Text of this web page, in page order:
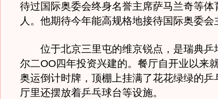
待过国际奥委会终身名誉主席萨马兰奇等体
人。他期待今年能高规格地接待国际奥委会
位于北京三里屯的维京锐点，是瑞典乒
尔二OO四年投资兴建的。餐厅自开业以来
奥运倒计时牌，顶棚上挂满了花花绿绿的乒
厅里还摆放着乒乓球台等设施。